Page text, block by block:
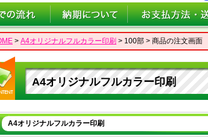
> A4オリジナルフルカラー印刷 > 100部 > 商品の注文画面
A4オリジナルフルカラー印刷
A4オリジナルフルカラー印刷